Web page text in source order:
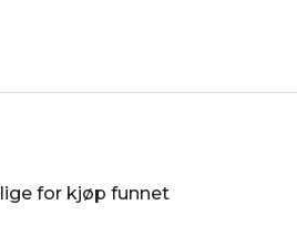
for kjøp funnet